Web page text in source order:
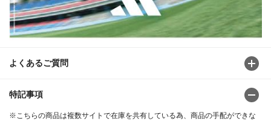
よくあるご質問
特記事項
※こちらの商品は複数サイトで在庫を共有している為、商品の手配ができな